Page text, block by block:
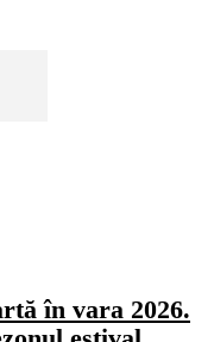
în vara 2026.